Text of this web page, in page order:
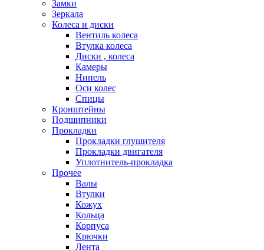
Замки
Зеркала
Колеса и диски
Вентиль колеса
Втулка колеса
Диски , колеса
Камеры
Нипель
Оси колес
Спицы
Кронштейны
Подшипники
Прокладки
Прокладки глушителя
Прокладки двигателя
Уплотнитель-прокладка
Прочее
Валы
Втулки
Кожух
Кольца
Корпуса
Крючки
Лента